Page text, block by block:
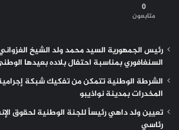
0
متابعون
رئيس الجمهورية السيد محمد ولد الشيخ
السنغافوري بمناسبة احتفال بلاده بعيدها
الشرطة الوطنية تتمكن من تفكيك شبكة
المخدرات بمدينة نواذيبو
تعيين ولد داهي رئيساً للجنة الوطنية لحقوق
رئاسي